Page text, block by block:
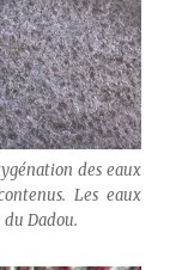
des eaux
Les eaux
Dadou.